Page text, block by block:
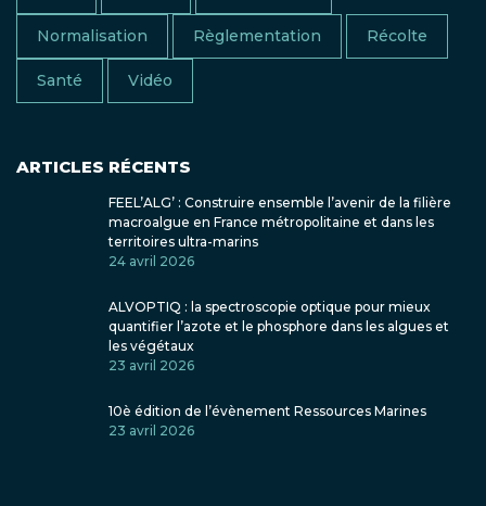
Normalisation Règlementation Récolte
Santé Vidéo
ARTICLES RÉCENTS
FEEL’ALG’ : Construire ensemble l’avenir de la filière
macroalgue en France métropolitaine et dans les
territoires ultra-marins
24 avril 2026
ALVOPTIQ : la spectroscopie optique pour mieux
quantifier l’azote et le phosphore dans les algues et
les végétaux
23 avril 2026
10è édition de l’évènement Ressources Marines
23 avril 2026